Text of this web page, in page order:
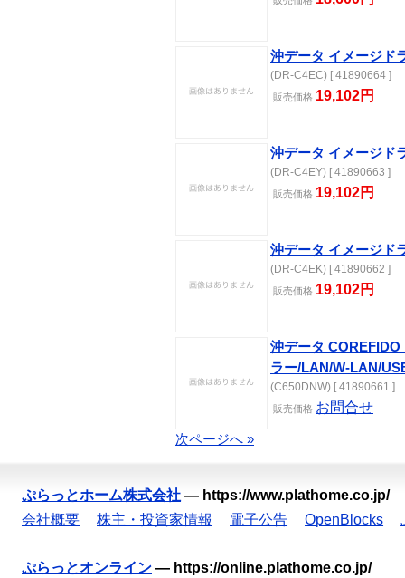
沖データ イメージド
(DR-C4EC) [ 41890664 ]
販売価格 19,102円
沖データ イメージド
(DR-C4EY) [ 41890663 ]
販売価格 19,102円
沖データ イメージド
(DR-C4EK) [ 41890662 ]
販売価格 19,102円
沖データ
ラー/LAN/W-LAN/
(C650DNW) [ 41890661 ]
販売価格 お問合せ
次ページへ »
ぷらっとホーム株式会社 — https://www.plathome.co.jp/
会社概要
株主・投資家情報 電子公告 OpenBlocks
ぷらっとオンライン — https://online.plathome.co.jp/